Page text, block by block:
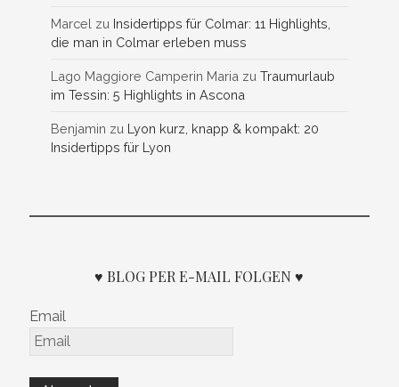
Marcel zu Insidertipps für Colmar: 11 Highlights,
die man in Colmar erleben muss
Lago Maggiore Camperin Maria zuTraumurlaub
im Tessin: 5 Highlights in Ascona
Benjamin zu Lyon kurz, knapp & kompakt: 20
Insidertipps für Lyon
♥ BLOG PER E-MAIL FOLGEN ♥
Email